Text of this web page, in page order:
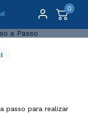
0
Um
passo para realizar